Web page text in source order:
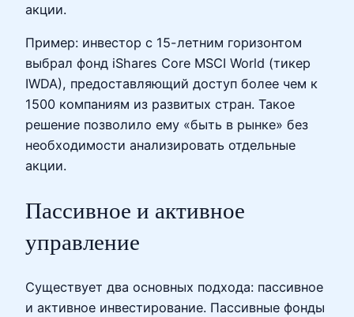
акции.
Пример: инвестор с 15-летним горизонтом
выбрал фонд iShares Core MSCI World (тикер
IWDA), предоставляющий доступ более чем к
1500 компаниям из развитых стран. Такое
решение позволило ему «быть в рынке» без
необходимости анализировать отдельные
акции.
Пассивное и активное
управление
Существует два основных подхода: пассивное
и активное инвестирование. Пассивные фонды